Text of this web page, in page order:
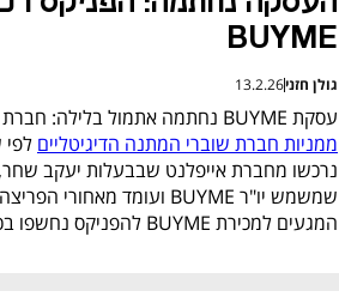
BUYME
גולן חזני13.2.26
עסקת BUYME נחתמה אתמול בלילה: חברת הביטוח הפניקס דיווחה כי
ממניות חברת שוברי המתנה הדיגיטליים
המגעים למכירת BUYME להפניקס נחשפו בכלכליסט בתחילת פברואר.